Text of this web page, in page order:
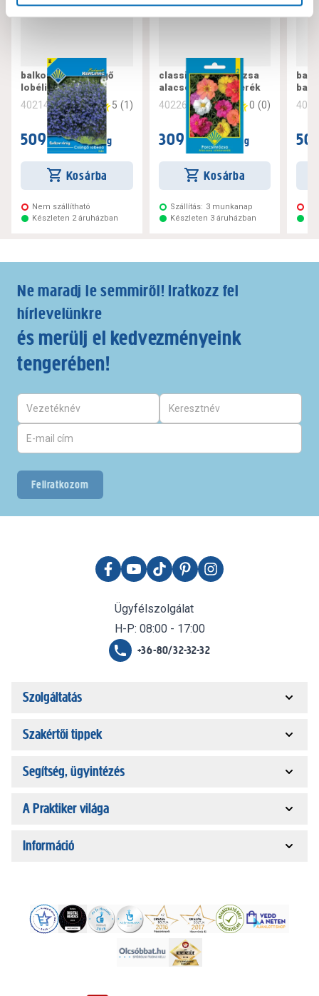
balkon virág csüngő
lobélia kék
402142 5 (1)
509 Ft / csomag
Kosárba
Nem szállítható
Készleten 2 áruházban
classic porcsinrózsa
alacsony színkeverék
402260 0 (0)
309 Ft / csomag
Kosárba
Szállítás: 3 munkanap
Készleten 3 áruházban
Ne maradj le semmiről! Iratkozz fel
hírlevelünkre
és merülj el kedvezményeink
tengerében!
Feliratkozom
Ügyfélszolgálat
H-P: 08:00 - 17:00
+36-80/32-32-32
Szolgáltatás
Szakértői tippek
Segítség, ügyintézés
A Praktiker világa
Információ